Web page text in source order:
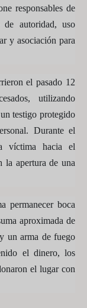
responsables de
autoridad, uso
y asociación para
el pasado 12
utilizando
testigo protegido
Durante el
víctima hacia el
la apertura de una
permanecer boca
aproximada de
un arma de fuego
el dinero, los
el lugar con